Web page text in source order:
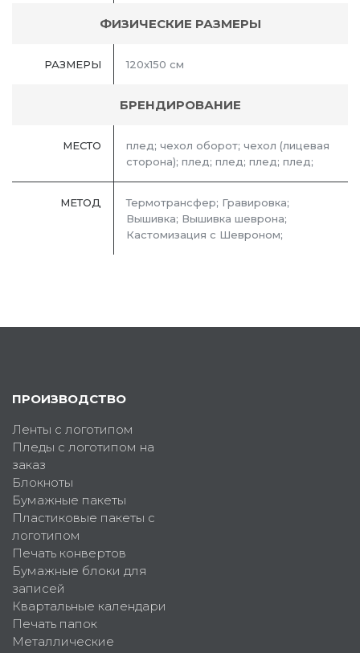
ФИЗИЧЕСКИЕ РАЗМЕРЫ
РАЗМЕРЫ 120x150 см
БРЕНДИРОВАНИЕ
МЕСТО
плед; чехол оборот; чехол (лицевая
сторона); плед; плед; плед; плед;
МЕТОД
Термотрансфер; Гравировка;
Вышивка; Вышивка шеврона;
Кастомизация с Шевроном;
ПРОИЗВОДСТВО
Ленты с логотипом
Пледы с логотипом на
заказ
Блокноты
Бумажные пакеты
Пластиковые пакеты с
логотипом
Печать конвертов
Бумажные блоки для
записей
Квартальные календари
Печать папок
Металлические